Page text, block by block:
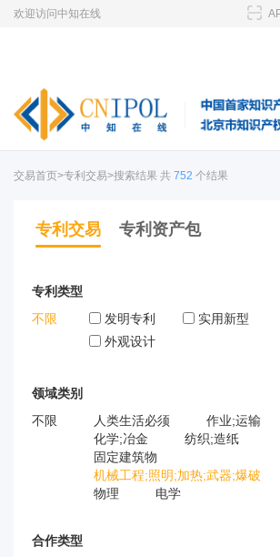
欢迎访问中知在线
交易首页>专利交易>搜索结果 共 752 个结果
专利交易 专利资产包
专利类型
不限
发明专利
实用新型
外观设计
领域类别
不限
人类生活必须
作业;运输
化学;冶金
纺织;造纸
固定建筑物
机械工程;照明;加热;武器;爆破
物理
电学
合作类型